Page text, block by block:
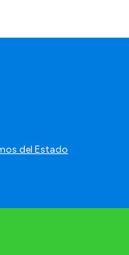
del Estado